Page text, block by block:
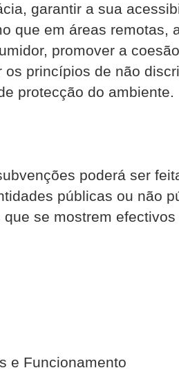
garantir a sua
que em áreas remotas,
promover a
os princípios de não
protecção do ambiente.
poderá ser
públicas ou não
se mostrem
e Funcionamento